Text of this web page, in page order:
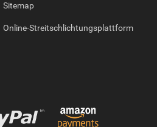
Sitemap
Online-Streitschlichtungsplattform